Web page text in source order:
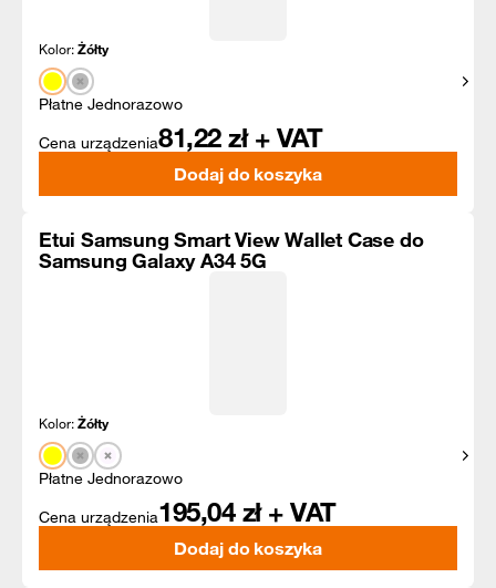
Kolor:Żółty
Płatne Jednorazowo
Cena urządzenia81,22 zł + VAT
Dodaj do koszyka
Etui Samsung Smart View Wallet Case do
Samsung Galaxy A34 5G
Kolor:Żółty
Płatne Jednorazowo
Cena urządzenia195,04 zł + VAT
Dodaj do koszyka